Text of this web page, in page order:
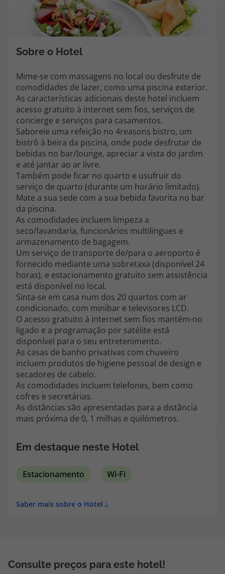
Apoio ao cliente em Portugal
218 925 471
218 925 471
Custo de uma chamada para a rede fixa nacional.
A sua agência de viagens Top Atlântico tem a preocupação de estar
sempre mais perto de si, para maior comodidade e total facilidade
na marcação das suas viagens, tem ainda ao seu dispor o nosso call
center a funcionar todos os dias úteis das 10:00 às 20:00 e Sábado
das 10:00 às 14:00.
topatlantico@topatlantico.com
Sobre o Hotel
Mime-se com massagens no local ou desfrute de
comodidades de lazer, como uma piscina exterior.
As características adicionais deste hotel incluem
acesso gratuito à internet sem fios, serviços de
concierge e serviços para casamentos.
Saboreie uma refeição no 4reasons bistro, um
bistrô à beira da piscina, onde pode desfrutar de
bebidas no bar/lounge, apreciar a vista do jardim
e até jantar ao ar livre.
Também pode ficar no quarto e usufruir do
serviço de quarto (durante um horário limitado).
Mate a sua sede com a sua bebida favorita no bar
da piscina.
As comodidades incluem limpeza a
seco/lavandaria, funcionários multilingues e
armazenamento de bagagem.
Um serviço de transporte de/para o aeroporto é
fornecido mediante uma sobretaxa (disponível 24
horas), e estacionamento gratuito sem assistência
está disponível no local.
Sinta-se em casa num dos 20 quartos com ar
condicionado, com minibar e televisores LCD.
O acesso gratuito à internet sem fios mantém-no
ligado e a programação por satélite está
disponível para o seu entretenimento.
As casas de banho privativas com chuveiro
incluem produtos de higiene pessoal de design e
secadores de cabelo.
As comodidades incluem telefones, bem como
cofres e secretárias.
As distâncias são apresentadas para a distância
mais próxima de 0, 1 milhas e quilómetros.
Em destaque neste Hotel
Estacionamento Wi-Fi
Saber mais sobre o Hotel
Consulte preços para este hotel!